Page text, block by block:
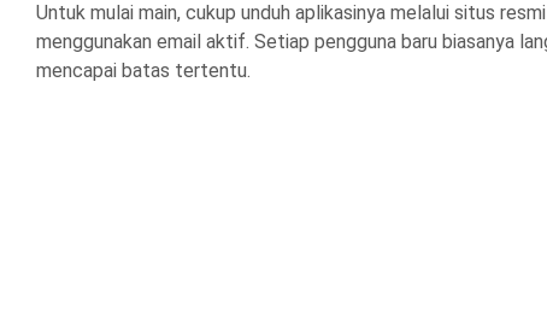
Untuk mulai main, cukup unduh aplikasinya melalui situs
menggunakan email aktif. Setiap pengguna baru biasanya
mencapai batas tertentu.